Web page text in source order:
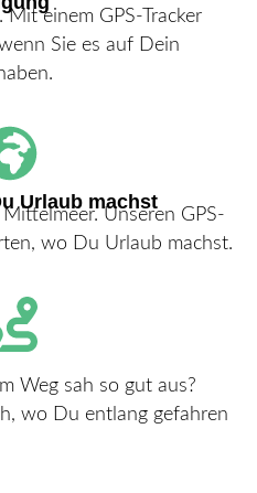
Mit einem GPS-Tracker
Sie es auf Dein
Urlaub machst
Unseren GPS-
wo Du Urlaub machst.
Weg sah so gut aus?
wo Du entlang gefahren